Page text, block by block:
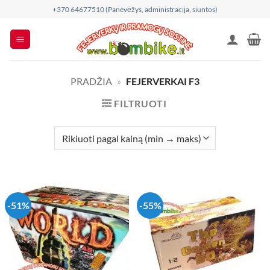
content
+370 64677510 (Panevėžys, administracija, siuntos)
PRADŽIA » FEJERVERKAI F3
FILTRUOTI
-51% -55%